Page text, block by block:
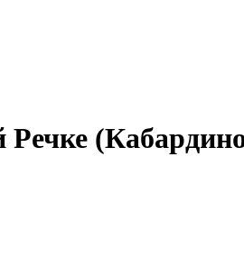
Речке